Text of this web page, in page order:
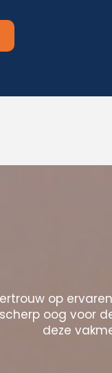
op
scherp oog voor
deze